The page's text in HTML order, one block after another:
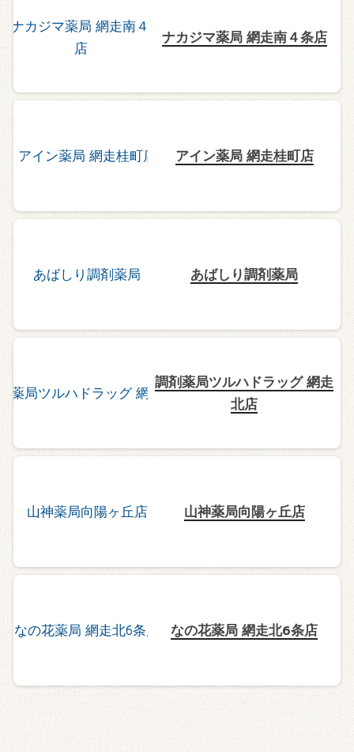
ナカジマ薬局 網走南４条店
アイン薬局 網走桂町店
あばしり調剤薬局
調剤薬局ツルハドラッグ 網走
北店
山神薬局向陽ヶ丘店
なの花薬局 網走北6条店